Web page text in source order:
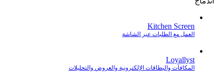
Kitchen Screen
العمل مع الطلبات عبر الشاشة
Loyallyst
المكافآت والبطاقات الإلكترونية والعروض والتحليلات